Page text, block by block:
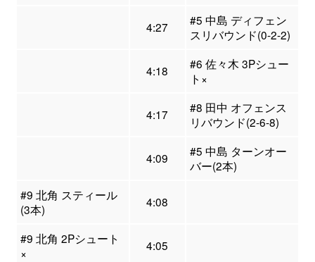
4:27
#5 中島 ディフェン
スリバウンド(0-2-2)
4:18
#6 佐々木 3Pシュー
ト×
4:17
#8 田中 オフェンス
リバウンド(2-6-8)
4:09
#5 中島 ターンオー
バー(2本)
#9 北角 スティール
(3本)
4:08
#9 北角 2Pシュート
×
4:05